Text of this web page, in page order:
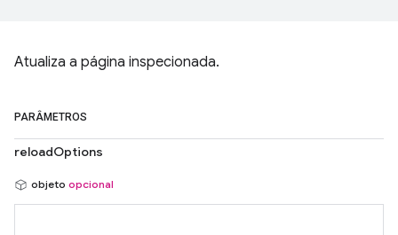
Atualiza a página inspecionada.
PARÂMETROS
reloadOptions
objeto opcional